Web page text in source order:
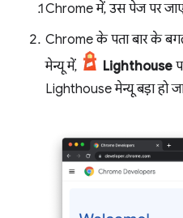
Chrome में, उस पेज पर
Chrome के पता बार के
मेन्यू में,
Lighthouse
Lighthouse मेन्यू बड़ा हो